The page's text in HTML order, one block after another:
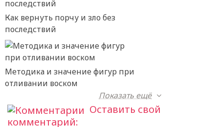
Как вернуть порчу и зло без
последствий
Методика и значение фигур при
отливании воском
Показать ещё
Оставить свой
комментарий: